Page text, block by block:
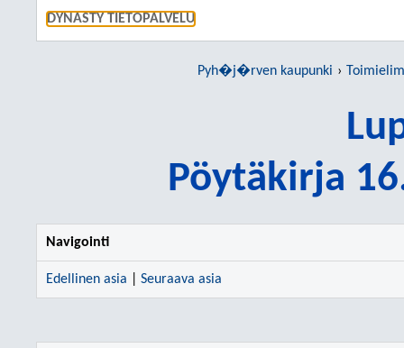
DYNASTY TIETOPALVELU
Pyh�j�rven kaupunki
Pöytäkirja
Navigointi
Edellinen asia Seuraava asia